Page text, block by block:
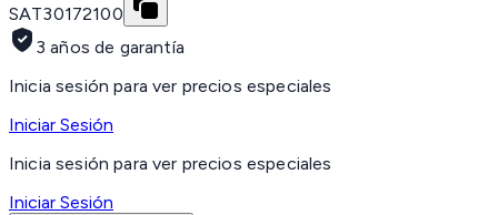
SAT30172100
3 años de garantía
Inicia sesión para ver precios especiales
Iniciar Sesión
Inicia sesión para ver precios especiales
Iniciar Sesión